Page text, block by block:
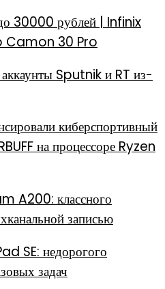
30000 рублей | Infinix
Camon 30 Pro
Sputnik и RT из-
киберспортивный
на процессоре Ryzen
A200: классного
записью
SE: недорогого
задач